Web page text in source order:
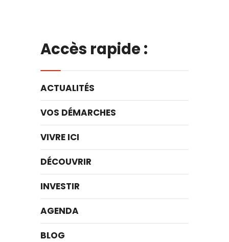
Accès rapide :
ACTUALITÉS
VOS DÉMARCHES
VIVRE ICI
DÉCOUVRIR
INVESTIR
AGENDA
BLOG